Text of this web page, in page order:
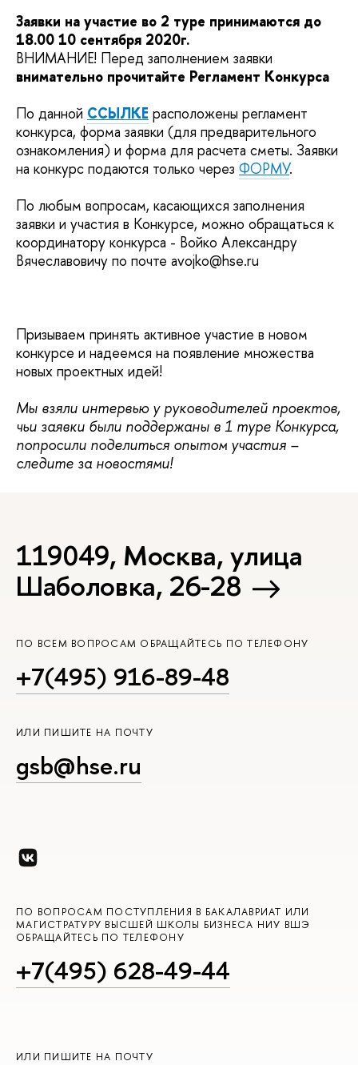
Заявки на участие во 2 туре принимаются до
18.00 10 сентября 2020г.
ВНИМАНИЕ! Перед заполнением заявки
внимательно прочитайте Регламент Конкурса
По данной ССЫЛКЕ расположены регламент
конкурса, форма заявки (для предварительного
ознакомления) и форма для расчета сметы. Заявки
на конкурс подаются только через ФОРМУ.
По любым вопросам, касающихся заполнения
заявки и участия в Конкурсе, можно обращаться к
координатору конкурса - Войко Александру
Вячеславовичу по почте avojko@hse.ru
Призываем принять активное участие в новом
конкурсе и надеемся на появление множества
новых проектных идей!
Мы взяли интервью у руководителей проектов,
чьи заявки были поддержаны в 1 туре Конкурса,
попросили поделиться опытом участия –
следите за новостями!
119049, Москва, улица
Шаболовка, 26-28
ПО ВСЕМ ВОПРОСАМ ОБРАЩАЙТЕСЬ ПО ТЕЛЕФОНУ
+7(495) 916-89-48
ИЛИ ПИШИТЕ НА ПОЧТУ
gsb@hse.ru
ПО ВОПРОСАМ ПОСТУПЛЕНИЯ В БАКАЛАВРИАТ ИЛИ
МАГИСТРАТУРУ ВЫСШЕЙ ШКОЛЫ БИЗНЕСА НИУ ВШЭ
ОБРАЩАЙТЕСЬ ПО ТЕЛЕФОНУ
+7(495) 628-49-44
ИЛИ ПИШИТЕ НА ПОЧТУ